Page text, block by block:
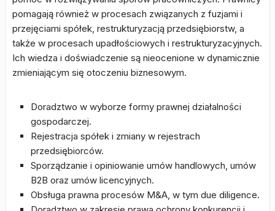
pomagają również w procesach związanych z fuzjami i
przejęciami spółek, restrukturyzacją przedsiębiorstw, a
także w procesach upadłościowych i restrukturyzacyjnych.
Ich wiedza i doświadczenie są nieocenione w dynamicznie
zmieniającym się otoczeniu biznesowym.
Doradztwo w wyborze formy prawnej działalności
gospodarczej.
Rejestracja spółek i zmiany w rejestrach
przedsiębiorców.
Sporządzanie i opiniowanie umów handlowych, umów
B2B oraz umów licencyjnych.
Obsługa prawna procesów M&A, w tym due diligence.